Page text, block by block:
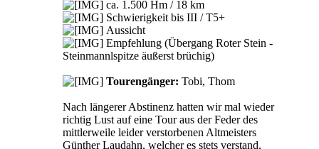
ca. 1.500 Hm / 18 km
Schwierigkeit bis III / T5+
Aussicht
Empfehlung (Übergang Roter Stein -
Steinmannlspitze äußerst brüchig)
Tourengänger: Tobi, Thom
Nach längerer Abstinenz hatten wir mal wieder
richtig Lust auf eine Tour aus der Feder des
mittlerweile leider verstorbenen Altmeisters
Günther Laudahn, welcher es stets verstand,